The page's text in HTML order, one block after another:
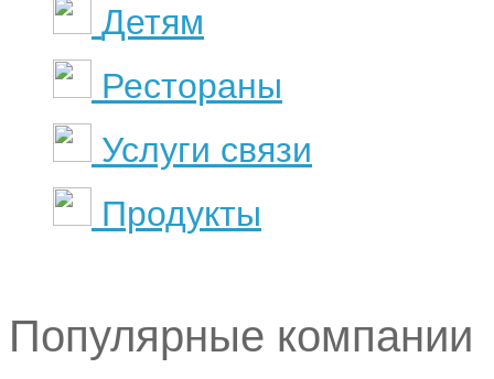
Детям
Рестораны
Услуги связи
Продукты
Популярные компании